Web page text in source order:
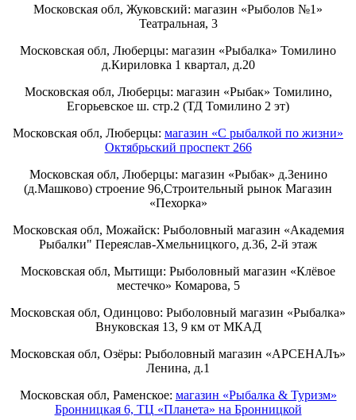
Московская обл, Жуковский: магазин «Рыболов №1»
Театральная, 3
Московская обл, Люберцы: магазин «Рыбалка» Томилино
д.Кириловка 1 квартал, д.20
Московская обл, Люберцы: магазин «Рыбак» Томилино,
Егорьевское ш. стр.2 (ТД Томилино 2 эт)
Московская обл, Люберцы: магазин «С рыбалкой по жизни»
Октябрьский проспект 266
Московская обл, Люберцы: магазин «Рыбак» д.Зенино
(д.Машково) строение 96,Строительный рынок Магазин
«Пехорка»
Московская обл, Можайск: Рыболовный магазин «Академия
Рыбалки" Переяслав-Хмельницкого, д.36, 2-й этаж
Московская обл, Мытищи: Рыболовный магазин «Клёвое
местечко» Комарова, 5
Московская обл, Одинцово: Рыболовный магазин «Рыбалка»
Внуковская 13, 9 км от МКАД
Московская обл, Озёры: Рыболовный магазин «АРСЕНАЛъ»
Ленина, д.1
Московская обл, Раменское: магазин «Рыбалка & Туризм»
Бронницкая 6, ТЦ «Планета» на Бронницкой